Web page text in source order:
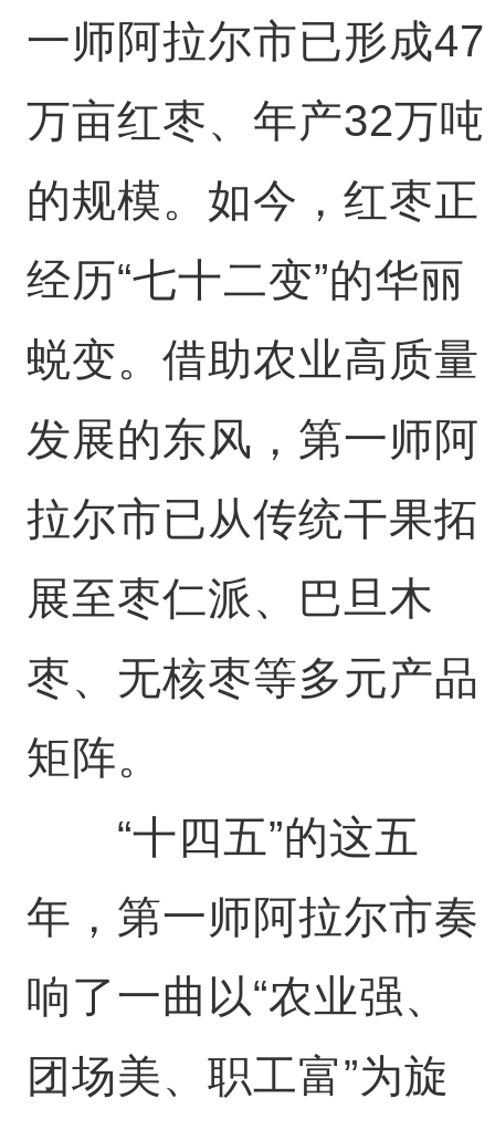
一师阿拉尔市已形成47
万亩红枣、年产32万吨
的规模。如今，红枣正
经历“七十二变”的华丽
蜕变。借助农业高质量
发展的东风，第一师阿
拉尔市已从传统干果拓
展至枣仁派、巴旦木
枣、无核枣等多元产品
矩阵。
“十四五”的这五
年，第一师阿拉尔市奏
响了一曲以“农业强、
团场美、职工富”为旋